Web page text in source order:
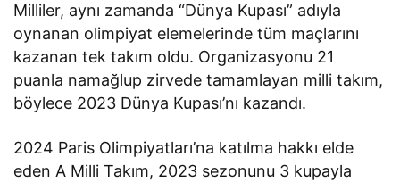
Milliler, aynı zamanda “Dünya Kupası” adıyla
oynanan olimpiyat elemelerinde tüm maçlarını
kazanan tek takım oldu. Organizasyonu 21
puanla namağlup zirvede tamamlayan milli takım,
böylece 2023 Dünya Kupası’nı kazandı.
2024 Paris Olimpiyatları’na katılma hakkı elde
eden A Milli Takım, 2023 sezonunu 3 kupayla